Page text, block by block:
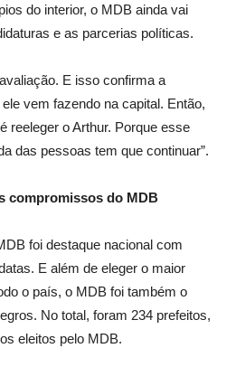
do interior, o MDB ainda vai
e as parcerias políticas.
E isso confirma a
vem fazendo na capital. Então,
reeleger o Arthur. Porque esse
das pessoas tem que continuar”.
compromissos do MDB
foi destaque nacional com
E além de eleger o maior
o país, o MDB foi também o
No total, foram 234 prefeitos,
eleitos pelo MDB.